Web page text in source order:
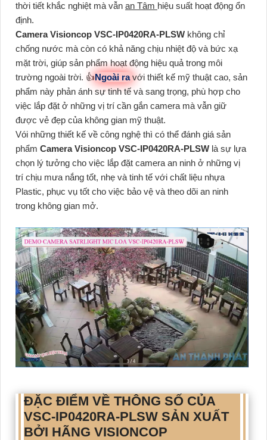
thời tiết khắc nghiệt mà vẫn an Tâm hiệu suất hoạt động ổn
định.
Camera Visioncop VSC-IP0420RA-PLSW không chỉ
chống nước mà còn có khả năng chịu nhiệt độ và bức xạ
mặt trời, giúp sản phẩm hoạt động hiệu quả trong môi
trường ngoài trời. 👍Ngoài ravới thiết kế mỹ thuật cao, sản
phẩm này phản ánh sự tinh tế và sang trọng, phù hợp cho
việc lắp đặt ở những vị trí cần gắn camera mà vẫn giữ
được vẻ đẹp của không gian mỹ thuật.
Vói những thiết kế về công nghệ thì có thể đánh giá sản
phẩm Camera Visioncop VSC-IP0420RA-PLSW là sự lựa
chọn lý tưởng cho việc lắp đặt camera an ninh ở những vị
trí chịu mưa nắng tốt, nhẹ và tinh tế với chất liệu nhựa
Plastic, phục vụ tốt cho việc bảo vệ và theo dõi an ninh
trong không gian mở.
ĐẶC ĐIỂM VỀ THÔNG SỐ CỦA
VSC-IP0420RA-PLSW SẢN XUẤT
BỞI HÃNG VISIONCOP